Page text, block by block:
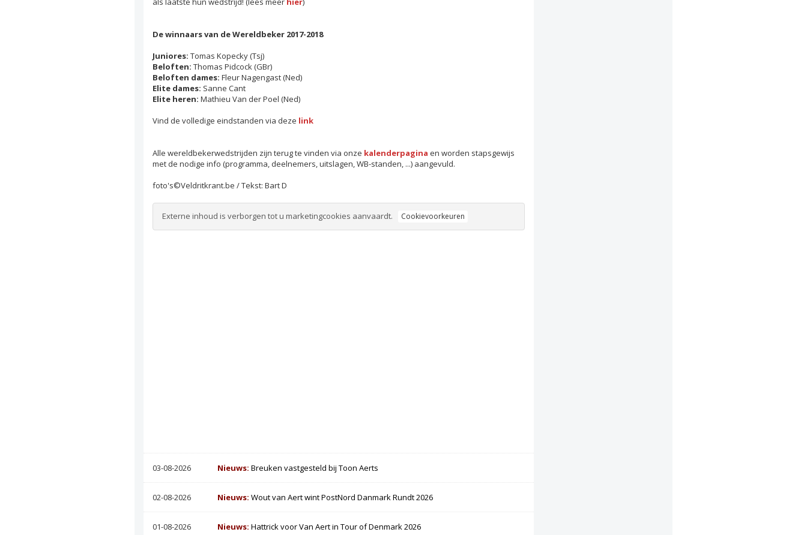
De winnaars van de Wereldbeker 2017-2018
Juniores: Tomas Kopecky (Tsj)
Beloften: Thomas Pidcock (GBr)
Beloften dames: Fleur Nagengast (Ned)
Elite dames: Sanne Cant
Elite heren: Mathieu Van der Poel (Ned)
Vind de volledige eindstanden via deze link
Alle wereldbekerwedstrijden zijn terug te vinden via onze kalenderpagina en worden stapsgewijs
met de nodige info (programma, deelnemers, uitslagen, WB-standen, ...) aangevuld.
foto's©Veldritkrant.be / Tekst: Bart D
Externe inhoud is verborgen tot u marketingcookies aanvaardt. Cookievoorkeuren
03-08-2026 Nieuws:Breuken vastgesteld bij Toon Aerts
02-08-2026 Nieuws:Wout van Aert wint PostNord Danmark Rundt 2026
01-08-2026 Nieuws:Hattrick voor Van Aert in Tour of Denmark 2026